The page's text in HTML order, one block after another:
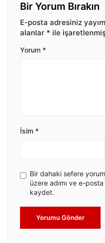
Bir Yorum Bırakın
E-posta adresiniz
alanlar * ile
Yorum *
İsim *
Bir dahaki sefere
üzere adımı ve e-
kaydet.
Yorumu Gönder